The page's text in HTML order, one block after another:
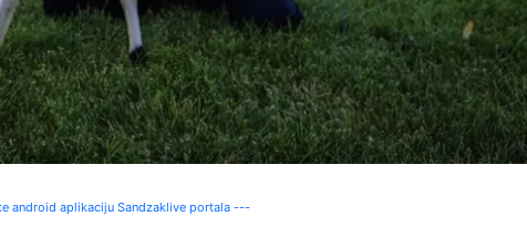
android aplikaciju Sandzaklive portala ---